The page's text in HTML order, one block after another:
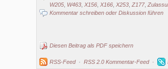
W205 W463 X156 X166 X253 Z177,
Kommentar schreiben oder Diskussion führen
Diesen Beitrag als PDF speichern
RSS-Feed· RSS 2.0 Kommentar-Feed·